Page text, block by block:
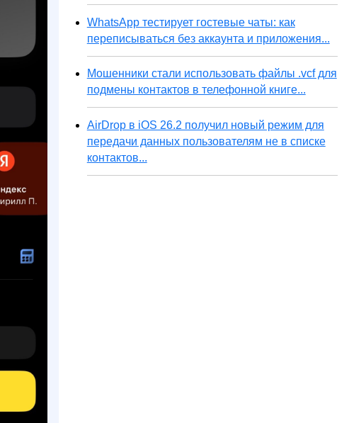
WhatsApp тестирует гостевые чаты: как
переписываться без аккаунта и приложения...
Мошенники стали использовать файлы .vcf для
подмены контактов в телефонной книге...
AirDrop в iOS 26.2 получил новый режим для
передачи данных пользователям не в списке
контактов...